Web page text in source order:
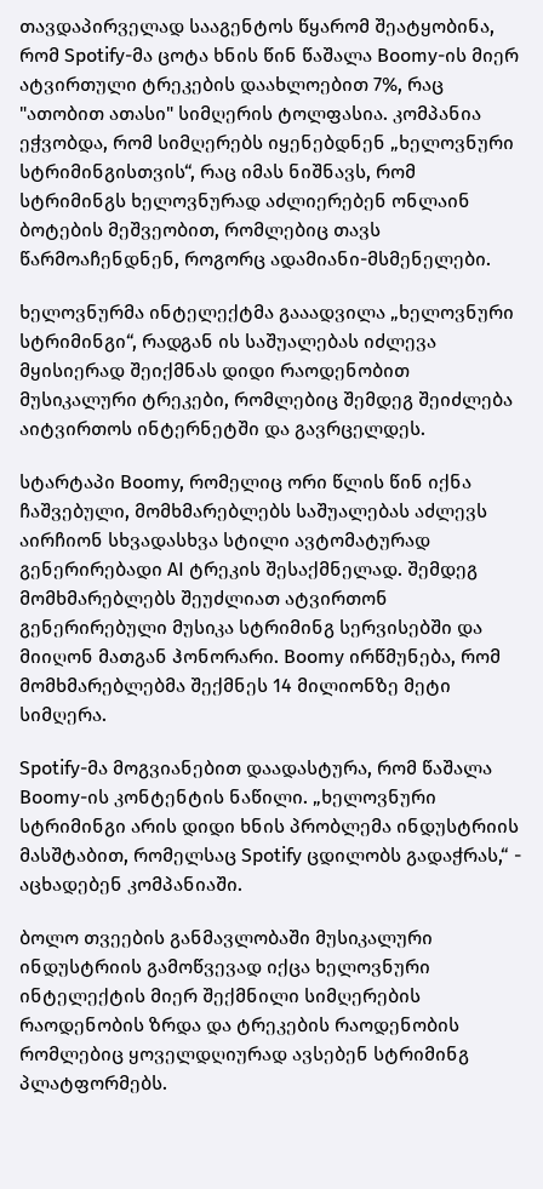
თავდაპირველად სააგენტოს წყარომ შეატყობინა,
რომ Spotify-მა ცოტა ხნის წინ წაშალა Boomy-ის მიერ
ატვირთული ტრეკების დაახლოებით 7%, რაც
"ათობით ათასი" სიმღერის ტოლფასია. კომპანია
ეჭვობდა, რომ სიმღერებს იყენებდნენ „ხელოვნური
სტრიმინგისთვის“, რაც იმას ნიშნავს, რომ
სტრიმინგს ხელოვნურად აძლიერებენ ონლაინ
ბოტების მეშვეობით, რომლებიც თავს
წარმოაჩენდნენ, როგორც ადამიანი-მსმენელები.
ხელოვნურმა ინტელექტმა გააადვილა „ხელოვნური
სტრიმინგი“, რადგან ის საშუალებას იძლევა
მყისიერად შეიქმნას დიდი რაოდენობით
მუსიკალური ტრეკები, რომლებიც შემდეგ შეიძლება
აიტვირთოს ინტერნეტში და გავრცელდეს.
სტარტაპი Boomy, რომელიც ორი წლის წინ იქნა
ჩაშვებული, მომხმარებლებს საშუალებას აძლევს
აირჩიონ სხვადასხვა სტილი ავტომატურად
გენერირებადი AI ტრეკის შესაქმნელად. შემდეგ
მომხმარებლებს შეუძლიათ ატვირთონ
გენერირებული მუსიკა სტრიმინგ სერვისებში და
მიიღონ მათგან ჰონორარი. Boomy ირწმუნება, რომ
მომხმარებლებმა შექმნეს 14 მილიონზე მეტი
სიმღერა.
Spotify-მა მოგვიანებით დაადასტურა, რომ წაშალა
Boomy-ის კონტენტის ნაწილი. „ხელოვნური
სტრიმინგი არის დიდი ხნის პრობლემა ინდუსტრიის
მასშტაბით, რომელსაც Spotify ცდილობს გადაჭრას,“ -
აცხადებენ კომპანიაში.
ბოლო თვეების განმავლობაში მუსიკალური
ინდუსტრიის გამოწვევად იქცა ხელოვნური
ინტელექტის მიერ შექმნილი სიმღერების
რაოდენობის ზრდა და ტრეკების რაოდენობის
რომლებიც ყოველდღიურად ავსებენ სტრიმინგ
პლატფორმებს.